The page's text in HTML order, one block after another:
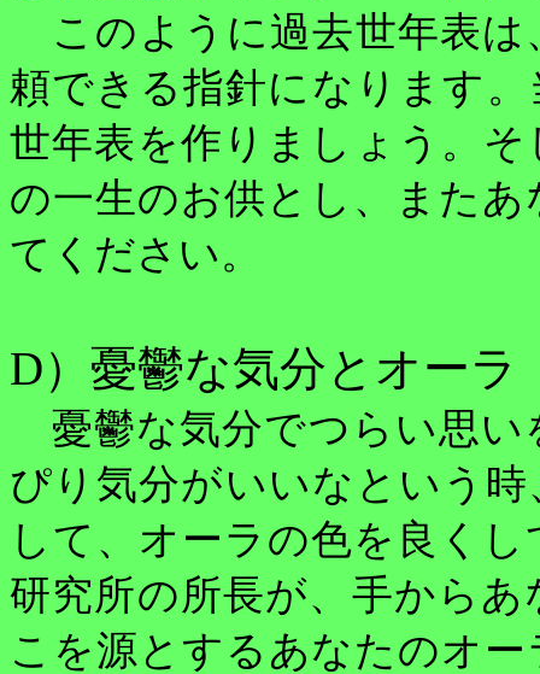
このように過去世年表は
頼できる指針になります
世年表を作りましょう。
の一生のお供とし、また
てください。
D）憂鬱な気分とオーラ
憂鬱な気分でつらい思い
ぴり気分がいいなという
して、オーラの色を良く
研究所の所長が、手から
こを源とするあなたのオ